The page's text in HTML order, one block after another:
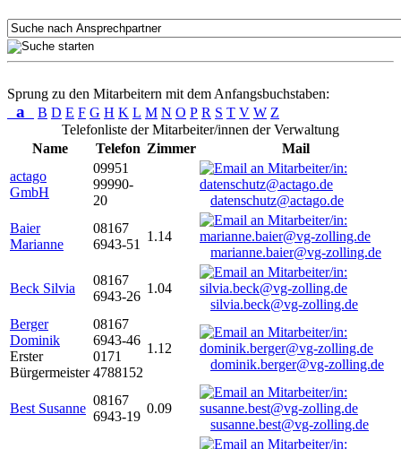
Sprung zu den Mitarbeitern mit dem Anfangsbuchstaben:
a B D E F G H K L M N O P R S T V W Z
Telefonliste der Mitarbeiter/innen der Verwaltung
Name
Telefon Zimmer
Mail
actago
GmbH
09951
99990-
20
datenschutz@actago.de
Baier
Marianne
08167
6943-51
1.14
marianne.baier@vg-zolling.de
Beck Silvia
08167
6943-26
1.04
silvia.beck@vg-zolling.de
Berger
Dominik
Erster
Bürgermeister
08167
6943-46
0171
4788152
1.12
dominik.berger@vg-zolling.de
Best Susanne
08167
6943-19
0.09
susanne.best@vg-zolling.de